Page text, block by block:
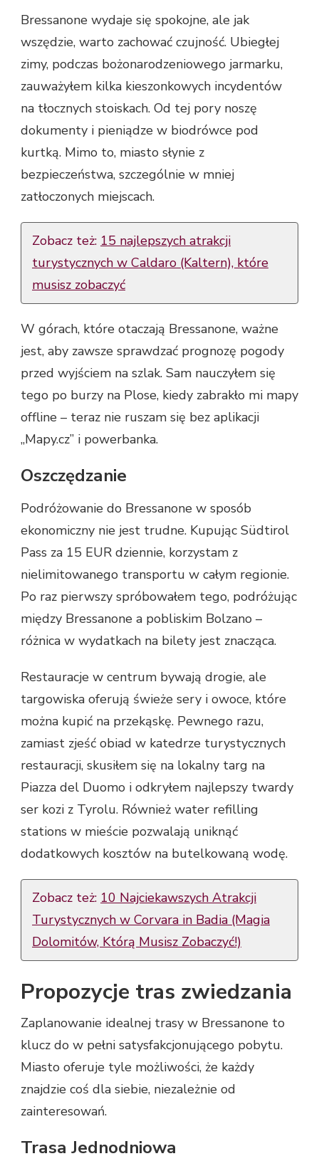
Bressanone wydaje się spokojne, ale jak
wszędzie, warto zachować czujność. Ubiegłej
zimy, podczas bożonarodzeniowego jarmarku,
zauważyłem kilka kieszonkowych incydentów
na tłocznych stoiskach. Od tej pory noszę
dokumenty i pieniądze w biodrówce pod
kurtką. Mimo to, miasto słynie z
bezpieczeństwa, szczególnie w mniej
zatłoczonych miejscach.
Zobacz też: 15 najlepszych atrakcji
turystycznych w Caldaro (Kaltern), które
musisz zobaczyć
W górach, które otaczają Bressanone, ważne
jest, aby zawsze sprawdzać prognozę pogody
przed wyjściem na szlak. Sam nauczyłem się
tego po burzy na Plose, kiedy zabrakło mi mapy
offline – teraz nie ruszam się bez aplikacji
„Mapy.cz” i powerbanka.
Oszczędzanie
Podróżowanie do Bressanone w sposób
ekonomiczny nie jest trudne. Kupując Südtirol
Pass za 15 EUR dziennie, korzystam z
nielimitowanego transportu w całym regionie.
Po raz pierwszy spróbowałem tego, podróżując
między Bressanone a pobliskim Bolzano –
różnica w wydatkach na bilety jest znacząca.
Restauracje w centrum bywają drogie, ale
targowiska oferują świeże sery i owoce, które
można kupić na przekąskę. Pewnego razu,
zamiast zjeść obiad w katedrze turystycznych
restauracji, skusiłem się na lokalny targ na
Piazza del Duomo i odkryłem najlepszy twardy
ser kozi z Tyrolu. Również water refilling
stations w mieście pozwalają uniknąć
dodatkowych kosztów na butelkowaną wodę.
Zobacz też: 10 Najciekawszych Atrakcji
Turystycznych w Corvara in Badia (Magia
Dolomitów, Którą Musisz Zobaczyć!)
Propozycje tras zwiedzania
Zaplanowanie idealnej trasy w Bressanone to
klucz do w pełni satysfakcjonującego pobytu.
Miasto oferuje tyle możliwości, że każdy
znajdzie coś dla siebie, niezależnie od
zainteresowań.
Trasa Jednodniowa